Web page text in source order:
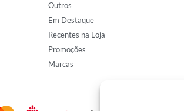
Outros
Em Destaque
Recentes na Loja
Promoções
Marcas